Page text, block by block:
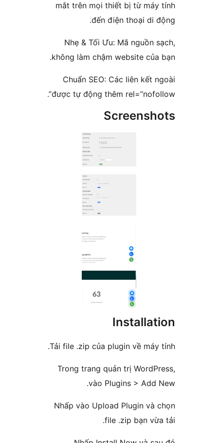
mắt trên mọi thiết bị từ
đến điện thoại
Nhẹ & Tối Ưu: Mã
không làm chậm website
Chuẩn SEO: Các liên
được tự động thêm
Tải file .zip của plugin về
Trong trang quản trị
vào Plugins >
Nhấp vào Upload Plugin
file .zip bạn